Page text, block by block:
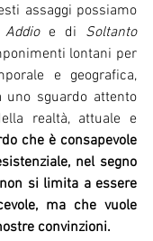
assaggi possiamo
Addio e di Soltanto
lontani per
e geografica,
uno sguardo attento
realtà, attuale e
che è consapevole
nel segno
si limita a essere
ma che vuole
convinzioni.